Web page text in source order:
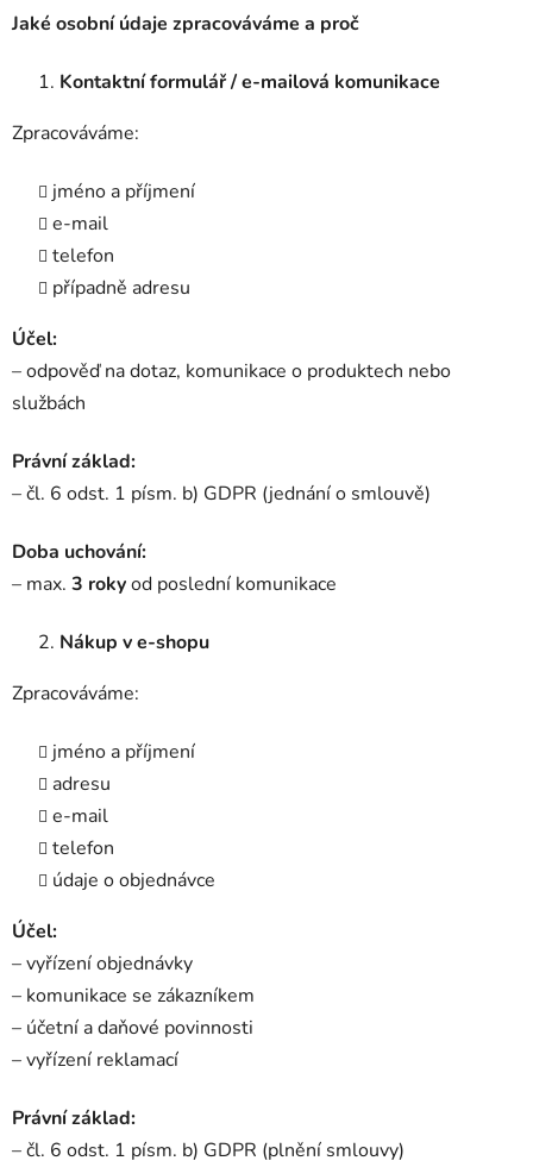
Jaké osobní údaje zpracováváme a proč
Kontaktní formulář / e-mailová komunikace
Zpracováváme:
jméno a příjmení
e-mail
telefon
případně adresu
Účel:
– odpověď na dotaz, komunikace o produktech nebo
službách
Právní základ:
– čl. 6 odst. 1 písm. b) GDPR (jednání o smlouvě)
Doba uchování:
– max. 3 rokyod poslední komunikace
Nákup v e-shopu
Zpracováváme:
jméno a příjmení
adresu
e-mail
telefon
údaje o objednávce
Účel:
– vyřízení objednávky
– komunikace se zákazníkem
– účetní a daňové povinnosti
– vyřízení reklamací
Právní základ:
– čl. 6 odst. 1 písm. b) GDPR (plnění smlouvy)